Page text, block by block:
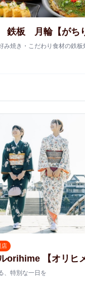
鉄板 月輪【がち
み焼き・こだわり食材の鉄板
店
orihime 【オリヒメ
、特別な一日を